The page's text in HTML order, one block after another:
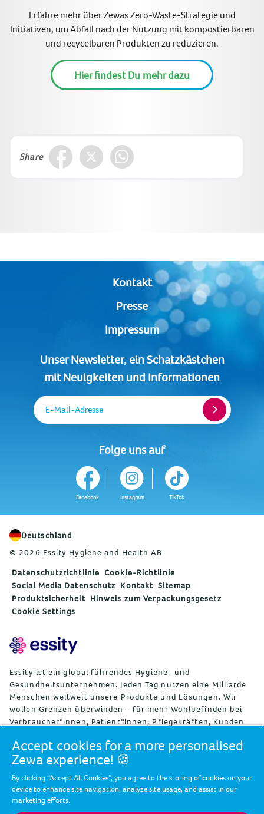
Erfahre mehr über Zewas Zero-Waste-Strategie und
Initiativen, um Abfall nach der Nutzung mit kompostierbaren
und recycelbaren Produkten zu reduzieren.
Hier findest Du mehr dazu
Share
Kontakt
Presse
Impressum
Unser Newsletter, ein Schatzkästchen
mit Neuigkeiten und Informationen
E-Mail-Adresse
Folge uns auf
Facebook Instagram TikTok
Deutschland
© 2026 Essity Hygiene and Health AB
Datenschutzrichtlinie Cookie-Richtlinie
Social Media Datenschutz Kontakt Sitemap
Produktsicherheit Hinweis zum Verpackungsgesetz
Cookie Settings
Essity ist ein global führendes Hygiene- und
Gesundheitsunternehmen. Jeden Tag nutzen eine Milliarde
Menschen weltweit unsere Produkte und Lösungen. Wir
wollen Grenzen überwinden - für mehr Wohlbefinden bei
Verbraucher*innen, Patient*innen, Pflegekräften, Kunden
Lösungen in rund 150 Ländern unter vielen starken
Marken, darunter die Weltmarktführer TENA und Tork, aber
auch bekannte Marken wie Actimove, Cutimed, JOBST, Knix,
Leukoplast, Libero, Libresse, Lotus, Modibodi, Nosotras,
Saba, Tempo, TOM Organic, und Zewa. Essity beschäftigt
weltweit rund 36.000 Mitarbeitende. Der Umsatz im Jahr
Accept cookies for a more personalised
Zewa experience! 🍪
By clicking “Accept All Cookies”, you agree to the storing of cookies on your
device to enhance site navigation, analyze site usage, and assist in our
marketing efforts.